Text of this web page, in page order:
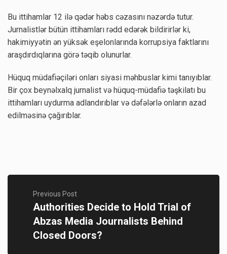
Bu ittihamlar 12 ilə qədər həbs cəzasını nəzərdə tutur.
Jurnalistlər bütün ittihamları rədd edərək bildirirlər ki,
hakimiyyətin ən yüksək eşelonlarında korrupsiya faktlarını
araşdırdıqlarına görə təqib olunurlar.
Hüquq müdafiəçiləri onları siyasi məhbuslar kimi tanıyıblar.
Bir çox beynəlxalq jurnalist və hüquq-müdafiə təşkilatı bu
ittihamları uydurma adlandırıblar və dəfələrlə onların azad
edilməsinə çağırıblar.
Previous Post
Authorities Decide to Hold Trial of
Abzas Media Journalists Behind
Closed Doors?